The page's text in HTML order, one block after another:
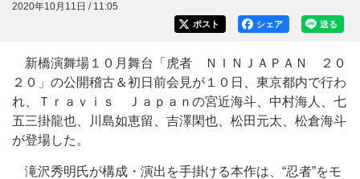
2020年10月11日 / 11:05
送る
シェア
ポスト
新橋演舞場１０月舞台「虎者 ＮＩＮＪＡＰＡＮ ２０
２０」の公開稽古＆初日前会見が１０日、東京都内で行わ
れ、Ｔｒａｖｉｓ Ｊａｐａｎの宮近海斗、中村海人、七
五三掛龍也、川島如恵留、吉澤閑也、松田元太、松倉海斗
が登場した。
滝沢秀明氏が構成・演出を手掛ける本作は、“忍者”をモ